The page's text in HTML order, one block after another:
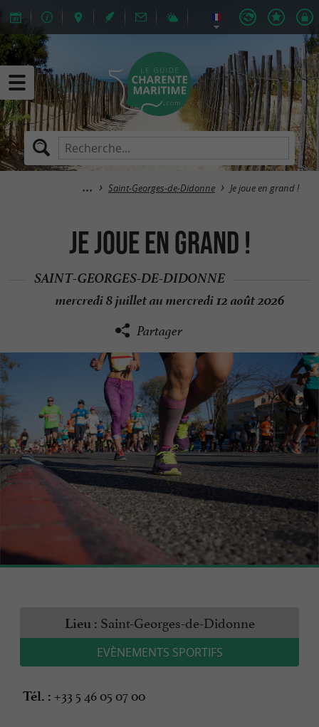
Saint-Georges-de-Didonne Je joue en grand !
Je joue en grand !
SAINT-GEORGES-DE-DIDONNE
mercredi 8 juillet au mercredi 12 août 2026
Partager
Lieu : Saint-Georges-de-Didonne
EVÈNEMENTS SPORTIFS
Tél. : +33 5 46 05 07 00